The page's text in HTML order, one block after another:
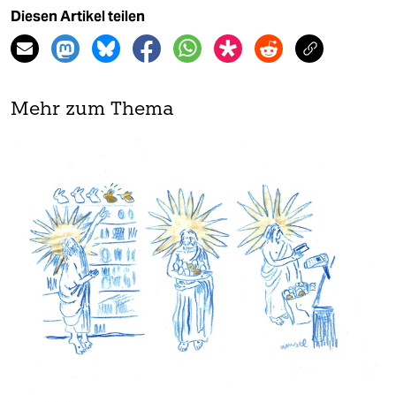
Diesen Artikel teilen
Mehr zum Thema